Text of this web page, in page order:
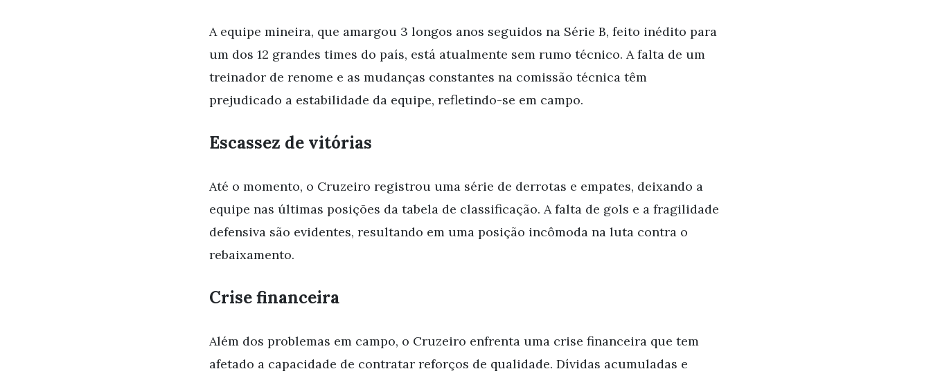
A equipe mineira, que amargou 3 longos anos seguidos na Série B, feito inédito para
um dos 12 grandes times do país, está atualmente sem rumo técnico. A falta de um
treinador de renome e as mudanças constantes na comissão técnica têm
prejudicado a estabilidade da equipe, refletindo-se em campo.
Escassez de vitórias
Até o momento, o Cruzeiro registrou uma série de derrotas e empates, deixando a
equipe nas últimas posições da tabela de classificação. A falta de gols e a fragilidade
defensiva são evidentes, resultando em uma posição incômoda na luta contra o
rebaixamento.
Crise financeira
Além dos problemas em campo, o Cruzeiro enfrenta uma crise financeira que tem
afetado a capacidade de contratar reforços de qualidade. Dívidas acumuladas e